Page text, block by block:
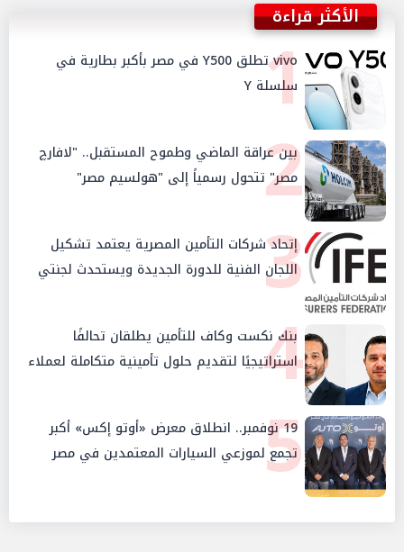
الأكثر قراءة
1
vivo تطلق Y500 في مصر بأكبر بطارية في
سلسلة Y
2
بين عراقة الماضي وطموح المستقبل.. "لافارچ
مصر" تتحول رسمياً إلى "هولسيم مصر"
3
إتحاد شركات التأمين المصرية يعتمد تشكيل
اللجان الفنية للدورة الجديدة ويستحدث لجنتي
الأمن السيبراني والإستثمار والإدخار
4
بنك نكست وكاف للتأمين يطلقان تحالفًا
استراتيجيًا لتقديم حلول تأمينية متكاملة لعملاء
البنك
519 نوفمبر.. انطلاق معرض «أوتو إكس» أكبر
تجمع لموزعي السيارات المعتمدين في مصر